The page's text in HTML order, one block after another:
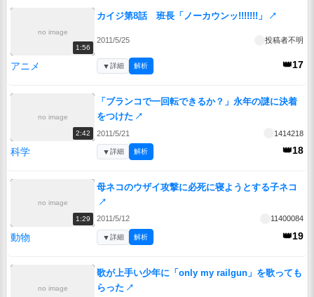
no image
1:56
カイジ第8話 班長「ノーカウンッ!!!!!!!」 ↗
2011/5/25 投稿者不明
アニメ 👑17
▼詳細 解析
no image
2:42
「ブランコで一回転できるか？」永年の謎に決着
をつけた ↗
2011/5/21 1414218
科学 👑18
▼詳細 解析
no image
1:29
母ネコのウザイ攻撃に必死に寝ようとする子ネコ
↗
2011/5/12 11400084
動物 👑19
▼詳細 解析
no image
歌が上手い少年に「only my railgun」を歌っても
らった ↗